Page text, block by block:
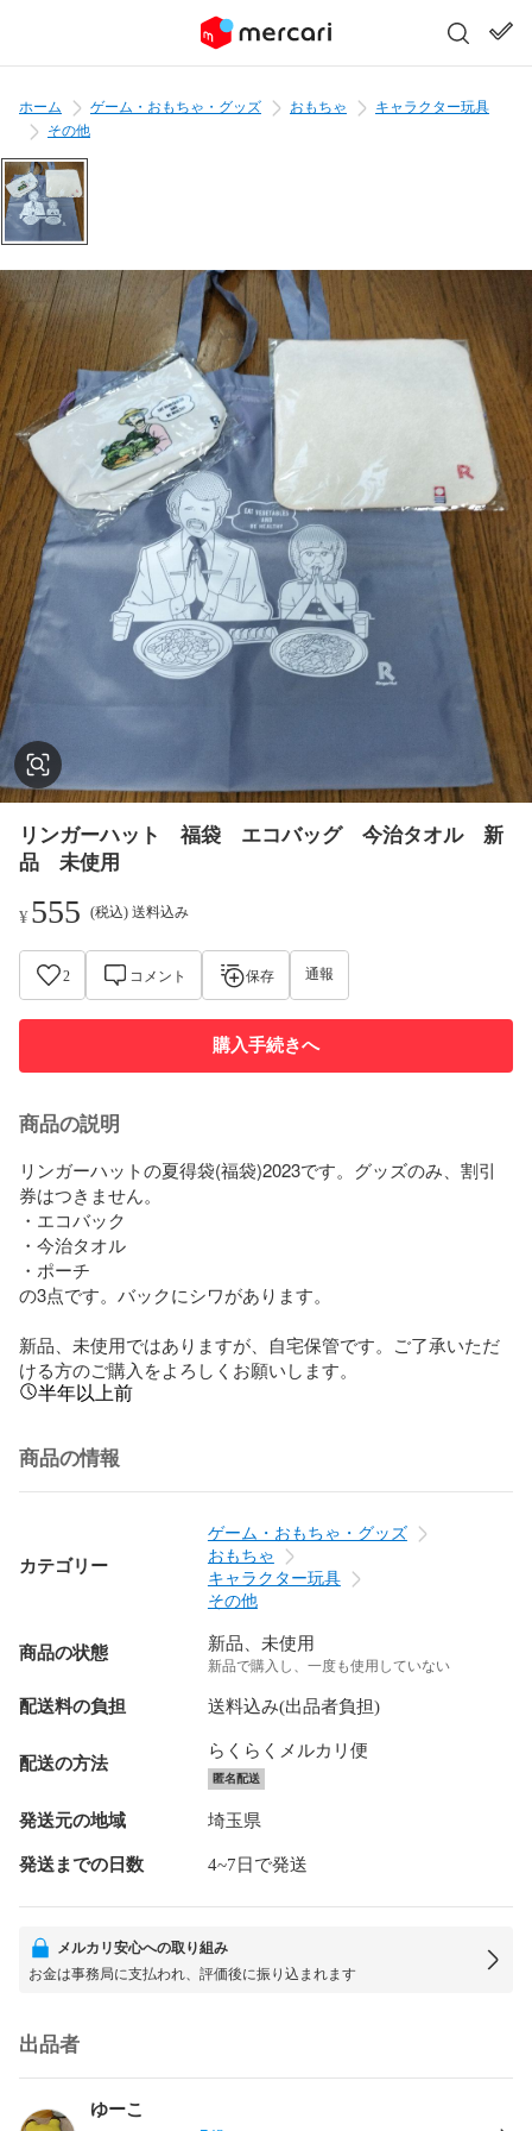
ホーム ゲーム・おもちゃ・グッズ おもちゃ
キャラクター玩具
その他
リンガーハット 福袋 エコバッグ 今治タオル 新
品 未使用
¥555 (税込) 送料込み
2 コメント 保存 通報
購入手続きへ
商品の説明
リンガーハットの夏得袋(福袋)2023です。グッズのみ、割引
券はつきません。
・エコバック
・今治タオル
・ポーチ
の3点です。バックにシワがあります。
新品、未使用ではありますが、自宅保管です。ご了承いただ
ける方のご購入をよろしくお願いします。
半年以上前
商品の情報
カテゴリー
ゲーム・おもちゃ・グッズ
おもちゃ
キャラクター玩具
その他
商品の状態 新品、未使用
新品で購入し、一度も使用していない
配送料の負担 送料込み(出品者負担)
配送の方法
らくらくメルカリ便
匿名配送
発送元の地域 埼玉県
発送までの日数 4~7日で発送
メルカリ安心への取り組み
お金は事務局に支払われ、評価後に振り込まれます
出品者
ゆーこ